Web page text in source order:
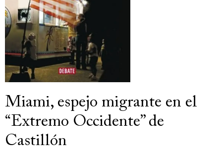
Miami, espejo migrante en el
“Extremo Occidente” de
Castillón